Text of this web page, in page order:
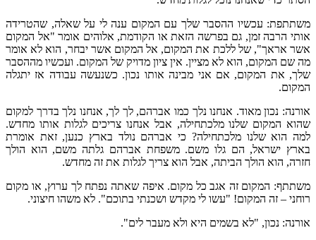
משתתפת: עכשיו ההסבר שלך עם המקום ענה לי על שאלה, שהטרידה
אותי הרבה זמן, גם בפרשה הזאת או הקודמת, אלוהים אומר "אל המקום
אשר אראך", של ללכת את המקום, אל המקום אשר יבחר, הוא לא אומר
מה שם המקום, הוא לא מציין. אין ציון מדויק של המקום. ועכשיו מההסבר
שלך, את המקום, אם אני מבינה אותו נכון. כשנעשה עבודה אז יתגלה
המקום.
אורנה: נכון מאוד. אנחנו נלך כמו אברהם, לך לך, אנחנו נלך בדרך למקום
שהוא המקום שלנו מלכתחילה, אבל אנחנו צריכים לגלות אותו מחדש.
למה הוא שלנו מלכתחילה? כי אברהם נולד בארץ כנען, זאת אומרת
בארץ ישראל, הם גלו משם. משפחת אברהם גלתה משם, הוא הולך
חזרה, הוא הולך הביתה, אבל הוא צריך לגלות את זה מחדש.
משתתף: המקום זה אגב כל מקום. איפה שאתה נפתח לך ערוץ, או מקום
רוחני – זה המקום! "עשו לי מקדש ושכנתי בתוכם". לא משהו חיצוני.
אורנה: נכון, "לא בשמים היא ולא מעבר לים".